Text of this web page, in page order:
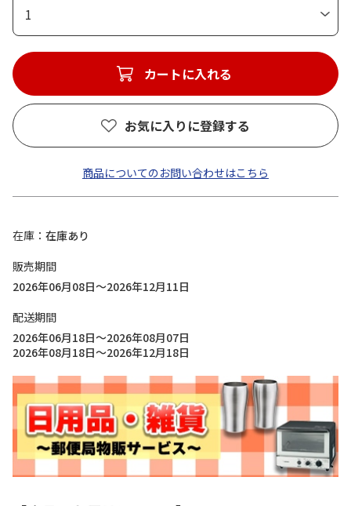
1
カートに入れる
お気に入りに登録する
商品についてのお問い合わせはこちら
在庫
在庫あり
販売期間
2026年06月08日～2026年12月11日
配送期間
2026年06月18日～2026年08月07日
2026年08月18日～2026年12月18日